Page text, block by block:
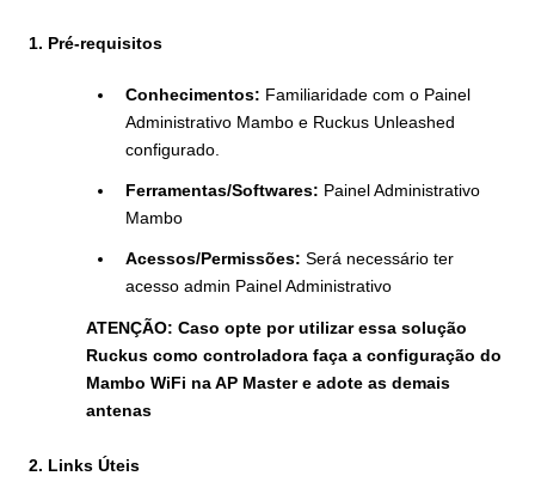
1. Pré-requisitos
Conhecimentos: Familiaridade com o Painel
Administrativo Mambo e Ruckus Unleashed
configurado.
Ferramentas/Softwares: Painel Administrativo
Mambo
Acessos/Permissões: Será necessário ter
acesso admin Painel Administrativo
ATENÇÃO: Caso opte por utilizar essa solução
Ruckus como controladora faça a configuração do
Mambo WiFi na AP Master e adote as demais
antenas
2. Links Úteis